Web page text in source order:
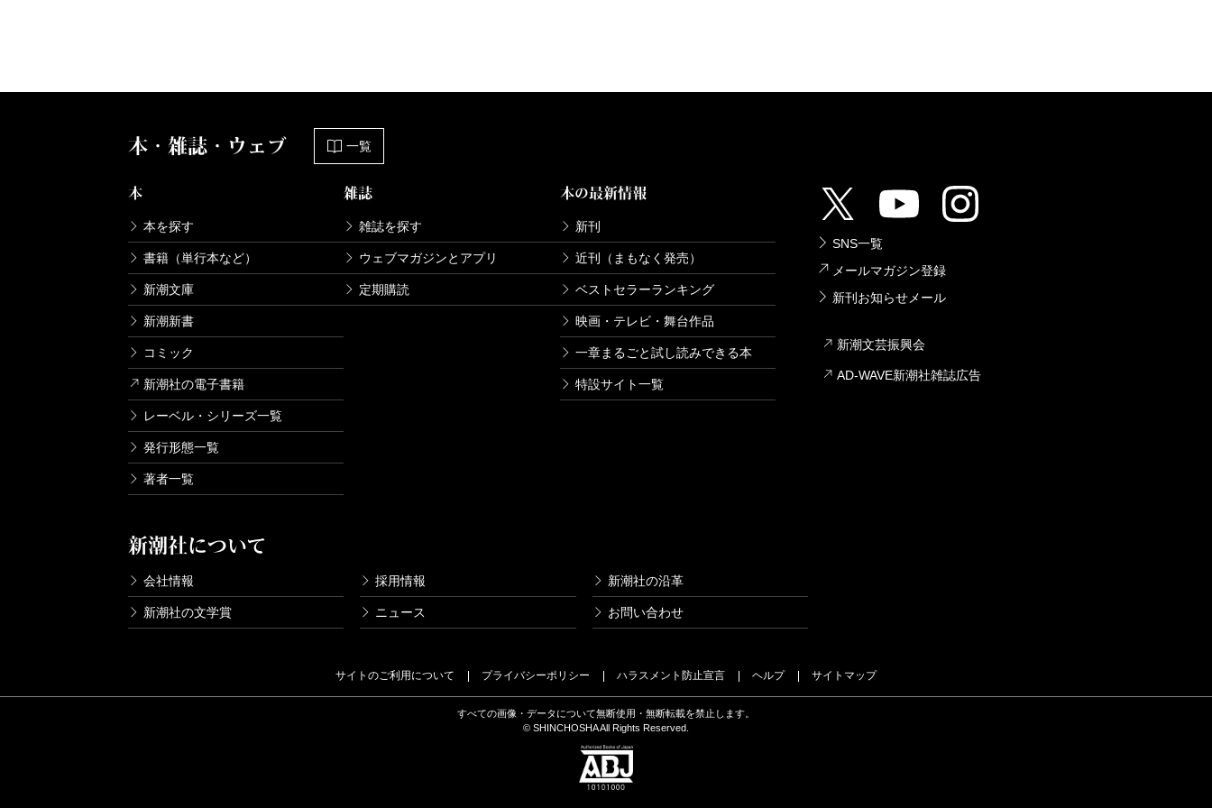
本・雑誌・ウェブ 一覧
本
本を探す
書籍（単行本など）
新潮文庫
新潮新書
コミック
新潮社の電子書籍
レーベル・シリーズ一覧
発行形態一覧
著者一覧
雑誌
雑誌を探す
ウェブマガジンとアプリ
定期購読
本の最新情報
新刊
近刊（まもなく発売）
ベストセラーランキング
映画・テレビ・舞台作品
一章まるごと試し読みできる本
特設サイト一覧
新潮社について
会社情報 採用情報 新潮社の沿革
新潮社の文学賞 ニュース お問い合わせ
SNS一覧
メールマガジン登録
新刊お知らせメール
新潮文芸振興会
AD-WAVE新潮社雑誌広告
サイトのご利用について プライバシーポリシー ハラスメント防止宣言 ヘルプ サイトマップ
すべての画像・データについて無断使用・無断転載を禁止します。
© SHINCHOSHA All Rights Reserved.